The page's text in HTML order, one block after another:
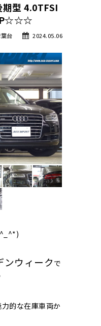
型 4.0TFSI
ﾄP☆☆☆
2024.05.06
台
ンウィーク で
的な在庫車両か